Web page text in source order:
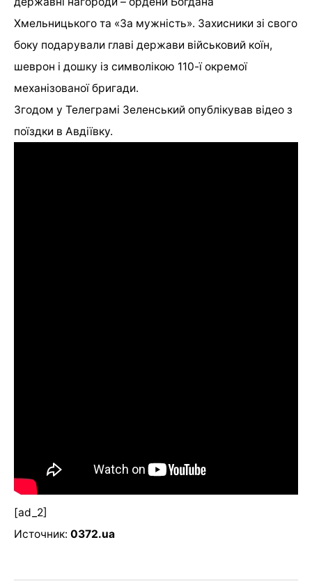
Хмельницького та «За мужність». Захисники зі свого
боку подарували главі держави військовий коїн,
шеврон і дошку із символікою 110-ї окремої
механізованої бригади.
Згодом у Телеграмі Зеленський опублікував відео з
поїздки в Авдіївку.
[ad_2]
Источник: 0372.ua